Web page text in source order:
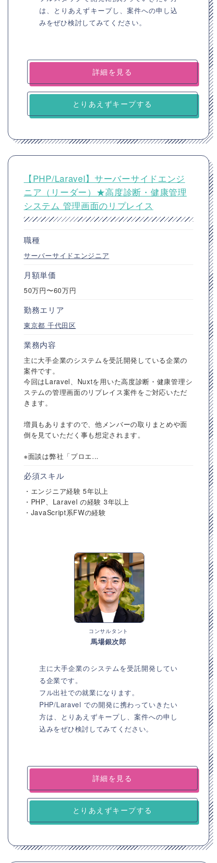
は、とりあえずキープし、案件への申し込
みをぜひ検討してみてください。
詳細を見る
とりあえずキープする
【PHP/Laravel】サーバーサイドエンジ
ニア（リーダー）★高度診断・健康管理
システム 管理画面のリプレイス
職種
サーバーサイドエンジニア
月額単価
50万円〜60万円
勤務エリア
東京都 千代田区
業務内容
主に大手企業のシステムを受託開発している企業の
案件です。
今回はLaravel、Nuxtを用いた高度診断・健康管理シ
ステムの管理画面のリプレイス案件をご対応いただ
きます。
増員もありますので、他メンバーの取りまとめや面
倒を見ていただく事も想定されます。
※面談は弊社「プロエ...
必須スキル
・エンジニア経験 5年以上
・PHP、Laravel の経験 3年以上
・JavaScript系FWの経験
コンサルタント
馬場銀次郎
主に大手企業のシステムを受託開発してい
る企業です。
フル出社での就業になります。
PHP/Laravel での開発に携わっていきたい
方は、とりあえずキープし、案件への申し
込みをぜひ検討してみてください。
詳細を見る
とりあえずキープする